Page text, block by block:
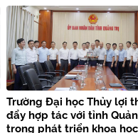
Trường Đại học Thủy lợi
đẩy hợp tác với tỉnh
trong phát triển khoa